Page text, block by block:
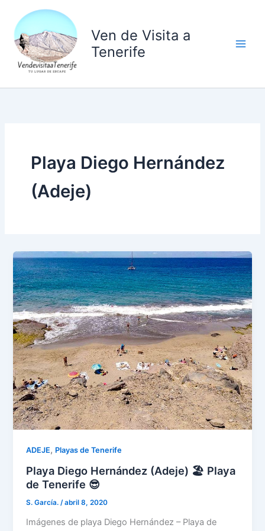
contenido
Ven de Visita a
Tenerife
Playa Diego Hernández
(Adeje)
ADEJE, Playas de Tenerife
Playa Diego Hernández (Adeje) 🏖️ Playa
de Tenerife 😎
S. García./abril 8, 2020
Imágenes de playa Diego Hernández – Playa de